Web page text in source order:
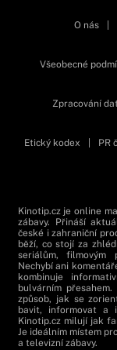
O nás
Všeobecné
Zpracování
Etický kodex PR
Kinotip.cz je online
zábavy. Přináší
české i zahraniční
běží, co stojí za
seriálům, filmovým
Nechybí ani
kombinuje
bulvárním
způsob, jak se
bavit, informovat a
Kinotip.cz milují jak
Je ideálním místem
a televizní zábavy.